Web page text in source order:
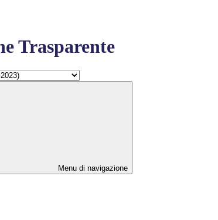
Trasparente
Menu di navigazione